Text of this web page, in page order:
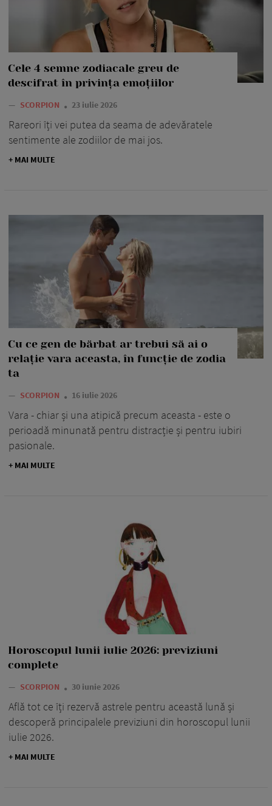
Cele 4 semne zodiacale greu de
descifrat în privința emoțiilor
— SCORPION 23 iulie 2026
Rareori îți vei putea da seama de adevăratele
sentimente ale zodiilor de mai jos.
+ MAI MULTE
Cu ce gen de bărbat ar trebui să ai o
relație vara aceasta, în funcție de zodia
ta
— SCORPION 16 iulie 2026
Vara - chiar și una atipică precum aceasta - este o
perioadă minunată pentru distracție și pentru iubiri
pasionale.
+ MAI MULTE
Horoscopul lunii iulie 2026: previziuni
complete
— SCORPION 30 iunie 2026
Află tot ce îți rezervă astrele pentru această lună și
descoperă principalele previziuni din horoscopul lunii
iulie 2026.
+ MAI MULTE